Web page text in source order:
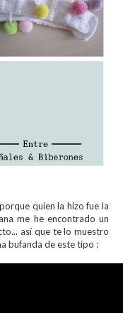
quien la hizo fue la
me he encontrado un
así que te lo muestro
bufanda de este tipo :